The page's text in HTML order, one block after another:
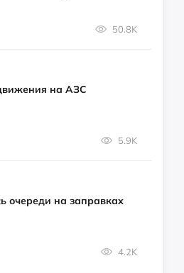
50.8K
на АЗС
5.9K
очереди на заправках
4.2K